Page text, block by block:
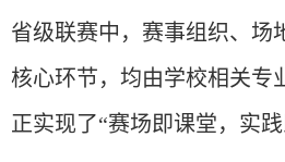
省级联赛中，赛事组织、场
核心环节，均由学校相关专
正实现了“赛场即课堂，实践